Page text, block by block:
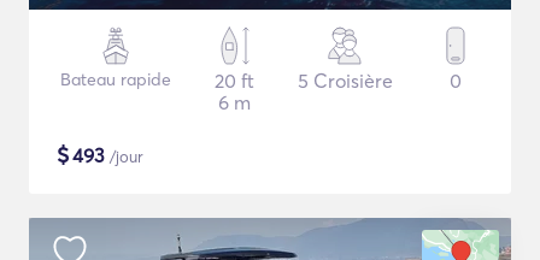
Bateau rapide
20 ft
6 m
5 Croisière 0
$493 /jour